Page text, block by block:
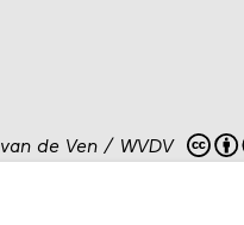
de Ven / WVDV